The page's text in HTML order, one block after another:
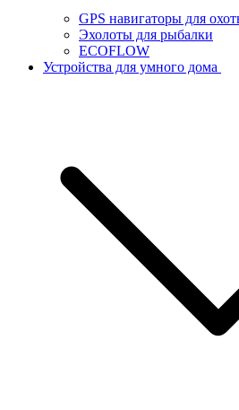
GPS навигаторы для
Эхолоты для рыбалки
ECOFLOW
Устройства для умного дома